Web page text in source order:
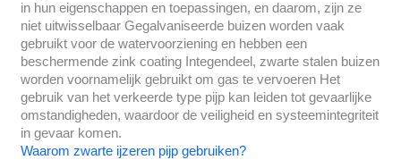
in hun eigenschappen en toepassingen, en daarom, zijn ze
niet uitwisselbaar Gegalvaniseerde buizen worden vaak
gebruikt voor de watervoorziening en hebben een
beschermende zink coating Integendeel, zwarte stalen buizen
worden voornamelijk gebruikt om gas te vervoeren Het
gebruik van het verkeerde type pijp kan leiden tot gevaarlijke
omstandigheden, waardoor de veiligheid en systeemintegriteit
in gevaar komen.
Waarom zwarte ijzeren pijp gebruiken?